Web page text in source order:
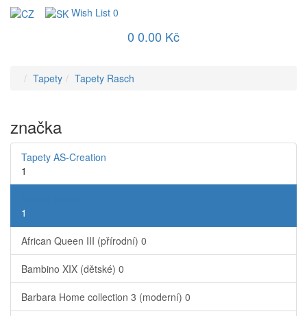
Wish List 0
0 0.00 Kč
Tapety Tapety Rasch
značka
Tapety AS-Creation
1
1
African Queen III (přírodní) 0
Bambino XIX (dětské) 0
Barbara Home collection 3 (moderní) 0